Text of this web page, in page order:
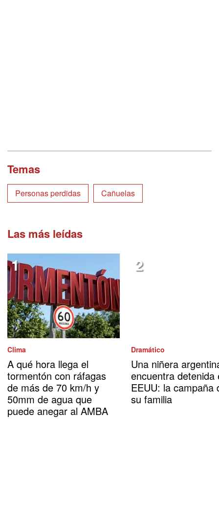
Temas
Personas perdidas Cañuelas
Las más leídas
Clima
A qué hora llega el
tormentón con ráfagas
de más de 70 km/h y
50mm de agua que
puede anegar al AMBA
Dramático
Una niñera
encuentra detenida
EEUU: la campaña
su familia